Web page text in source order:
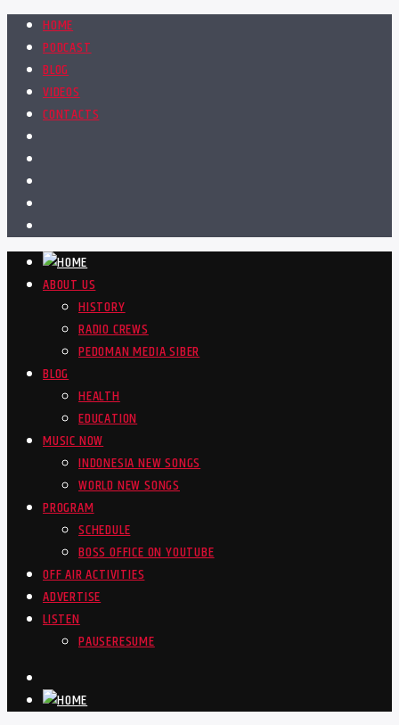
HOME
PODCAST
BLOG
VIDEOS
CONTACTS
ABOUT US
HISTORY
RADIO CREWS
PEDOMAN MEDIA SIBER
BLOG
HEALTH
EDUCATION
MUSIC NOW
INDONESIA NEW SONGS
WORLD NEW SONGS
PROGRAM
SCHEDULE
BOSS OFFICE ON YOUTUBE
OFF AIR ACTIVITIES
ADVERTISE
LISTEN
PAUSERESUME